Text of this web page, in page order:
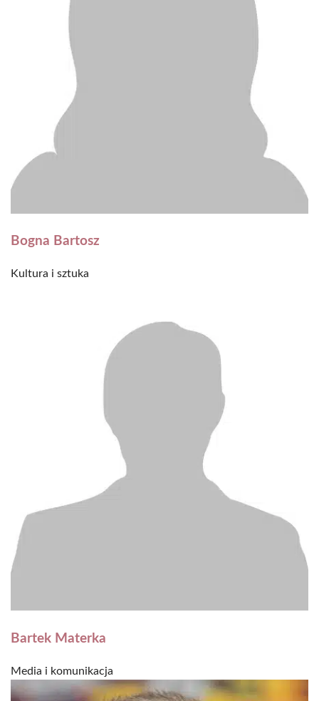
Bogna Bartosz
Kultura i sztuka
Bartek Materka
Media i komunikacja